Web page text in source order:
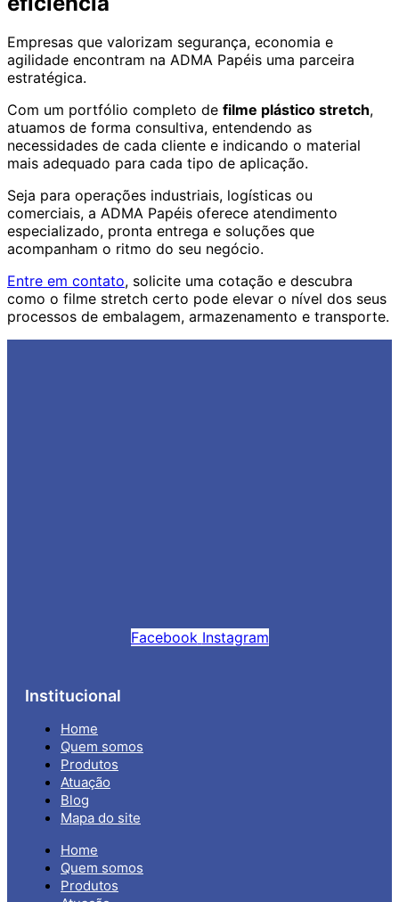
Empresas que valorizam segurança, economia e
agilidade encontram na ADMA Papéis uma parceira
estratégica.
Com um portfólio completo de filme plástico stretch,
atuamos de forma consultiva, entendendo as
necessidades de cada cliente e indicando o material
mais adequado para cada tipo de aplicação.
Seja para operações industriais, logísticas ou
comerciais, a ADMA Papéis oferece atendimento
especializado, pronta entrega e soluções que
acompanham o ritmo do seu negócio.
Entre em contato, solicite uma cotação e descubra
como o filme stretch certo pode elevar o nível dos seus
processos de embalagem, armazenamento e transporte.
Facebook Instagram
Institucional
Home
Quem somos
Produtos
Atuação
Blog
Mapa do site
Home
Quem somos
Produtos